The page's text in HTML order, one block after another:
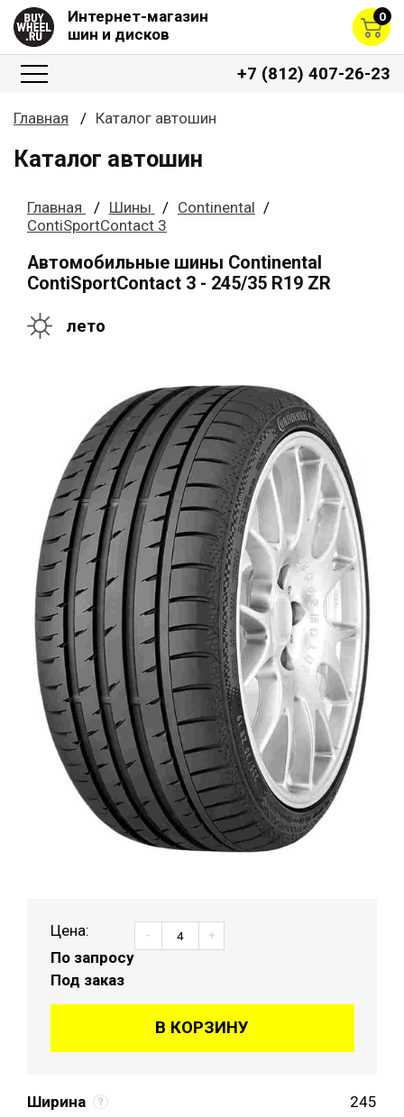
Интернет-магазин
шин и дисков
0
+7 (812) 407-26-23
Главная Каталог автошин
Каталог автошин
Главная Шины
Continental
ContiSportContact 3
Автомобильные шины Continental
ContiSportContact 3 - 245/35 R19 ZR
лето
Ширина 245
Цена:
По запросу
Под заказ
- +
В КОРЗИНУ